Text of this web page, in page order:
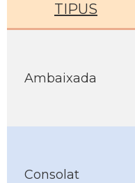
TIPUS
Ambaixada
Consolat